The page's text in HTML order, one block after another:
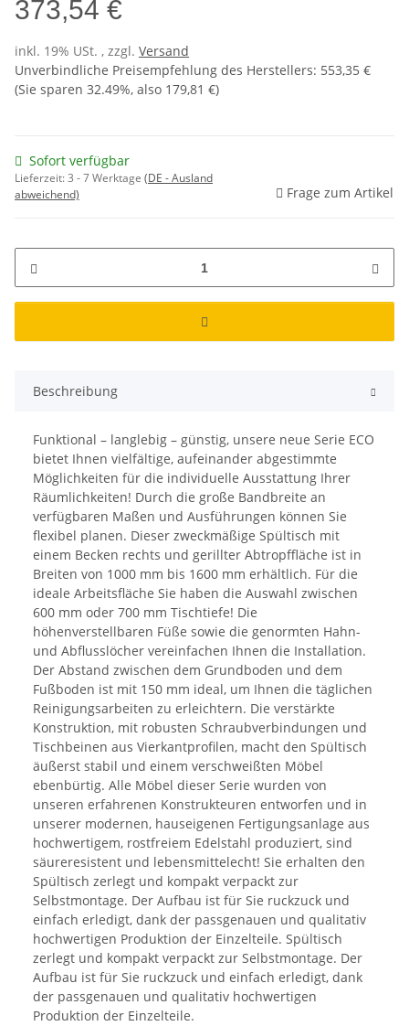
373,54 €
inkl. 19% USt. , zzgl. Versand
Unverbindliche Preisempfehlung des Herstellers: 553,35 €
(Sie sparen 32.49%, also 179,81 €)
Sofort verfügbar
Lieferzeit:3 - 7 Werktage (DE - Ausland
abweichend)
Frage zum Artikel
Beschreibung
Funktional – langlebig – günstig, unsere neue Serie ECO
bietet Ihnen vielfältige, aufeinander abgestimmte
Möglichkeiten für die individuelle Ausstattung Ihrer
Räumlichkeiten! Durch die große Bandbreite an
verfügbaren Maßen und Ausführungen können Sie
flexibel planen. Dieser zweckmäßige Spültisch mit
einem Becken rechts und gerillter Abtropffläche ist in
Breiten von 1000 mm bis 1600 mm erhältlich. Für die
ideale Arbeitsfläche Sie haben die Auswahl zwischen
600 mm oder 700 mm Tischtiefe! Die
höhenverstellbaren Füße sowie die genormten Hahn-
und Abflusslöcher vereinfachen Ihnen die Installation.
Der Abstand zwischen dem Grundboden und dem
Fußboden ist mit 150 mm ideal, um Ihnen die täglichen
Reinigungsarbeiten zu erleichtern. Die verstärkte
Konstruktion, mit robusten Schraubverbindungen und
Tischbeinen aus Vierkantprofilen, macht den Spültisch
äußerst stabil und einem verschweißten Möbel
ebenbürtig. Alle Möbel dieser Serie wurden von
unseren erfahrenen Konstrukteuren entworfen und in
unserer modernen, hauseigenen Fertigungsanlage aus
hochwertigem, rostfreiem Edelstahl produziert, sind
säureresistent und lebensmittelecht! Sie erhalten den
Spültisch zerlegt und kompakt verpackt zur
Selbstmontage. Der Aufbau ist für Sie ruckzuck und
einfach erledigt, dank der passgenauen und qualitativ
hochwertigen Produktion der Einzelteile. Spültisch
zerlegt und kompakt verpackt zur Selbstmontage. Der
Aufbau ist für Sie ruckzuck und einfach erledigt, dank
der passgenauen und qualitativ hochwertigen
Produktion der Einzelteile.